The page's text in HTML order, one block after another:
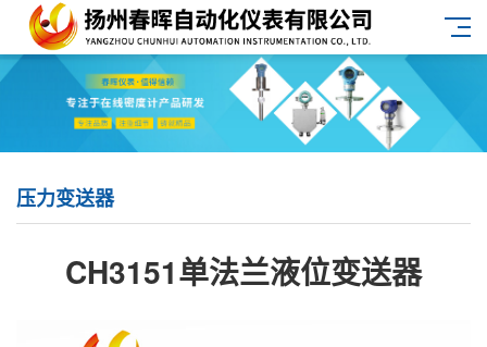
压力变送器
CH3151单法兰液位变送器